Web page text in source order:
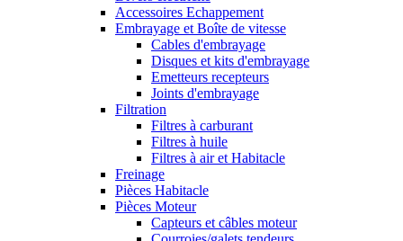
Accessoires Echappement
Embrayage et Boîte de vitesse
Cables d'embrayage
Disques et kits d'embrayage
Emetteurs recepteurs
Joints d'embrayage
Filtration
Filtres à carburant
Filtres à huile
Filtres à air et Habitacle
Freinage
Pièces Habitacle
Pièces Moteur
Capteurs et câbles moteur